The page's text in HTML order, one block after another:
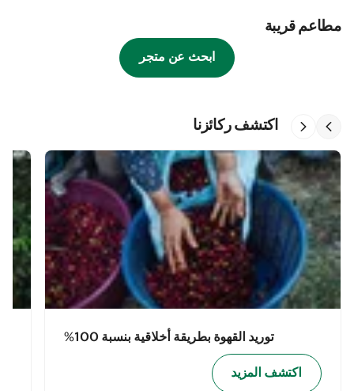
مطاعم قريبة
ابحث عن متجر
اكتشف ركائزنا
توريد القهوة بطريقة أخلاقية بنسبة 100%
اكتشف المزيد